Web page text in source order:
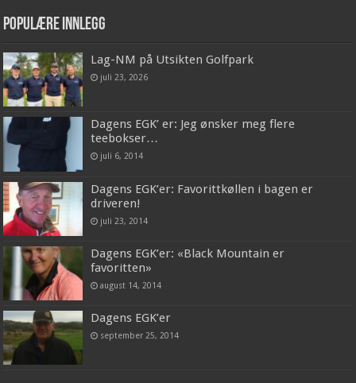
Populære innlegg
Lag-NM på Utsikten Golfpark
juli 23, 2026
Dagens EGK’ er: Jeg ønsker meg flere
teebokser…
juli 6, 2014
Dagens EGK’er: Favorittkøllen i bagen er
driveren!
juli 23, 2014
Dagens EGK’er: «Black Mountain er
favoritten»
august 14, 2014
Dagens EGK’er
september 25, 2014